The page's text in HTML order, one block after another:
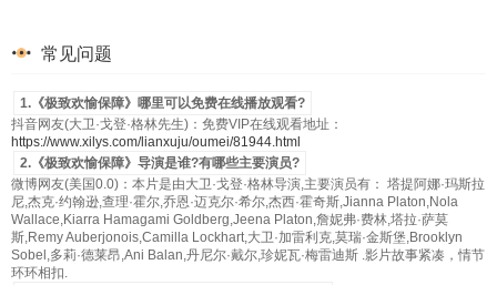
常见问题
1.《极致欢愉保障》哪里可以免费在线播放观看?
抖音网友(大卫·戈登·格林先生)：免费VIP在线观看地址：
https://www.xilys.com/lianxuju/oumei/81944.html
2.《极致欢愉保障》导演是谁?有哪些主要演员?
微博网友(美国0.0)：本片是由大卫·戈登·格林导演,主要演员有： 塔提阿娜·玛斯拉
尼,杰克·约翰逊,查理·霍尔,乔恩·迈克尔·希尔,杰西·霍奇斯,Jianna Platon,Nola
Wallace,Kiarra Hamagami Goldberg,Jeena Platon,詹妮弗·费林,塔拉·萨莫
斯,Remy Auberjonois,Camilla Lockhart,大卫·加雷利克,莫瑞·金斯堡,Brooklyn
Sobel,多莉·德莱昂,Ani Balan,丹尼尔·戴尔,珍妮瓦·梅雷迪斯 .影片故事紧凑，情节
环环相扣.